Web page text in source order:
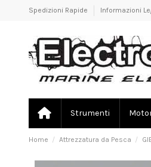
Spedizioni Rapide Informazioni
Strumenti
Home Attrezzatura da Pesca